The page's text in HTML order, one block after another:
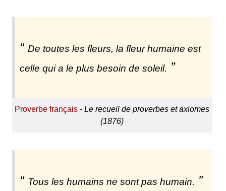
De toutes les fleurs, la fleur humaine est
celle qui a le plus besoin de soleil.
Proverbe français -Le recueil de proverbes et axiomes
(1876)
Tous les humains ne sont pas humain.